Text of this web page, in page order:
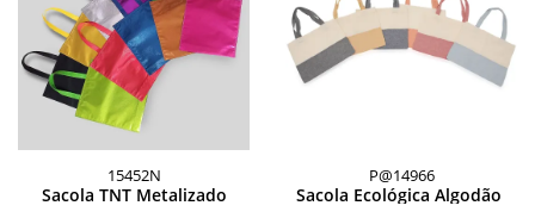
15452N
Sacola TNT Metalizado
P@14966
Sacola Ecológica Algodão